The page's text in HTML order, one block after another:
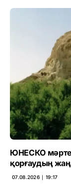
ЮНЕСКО
қорғаудың
07.08.2026 ∣ 19:17